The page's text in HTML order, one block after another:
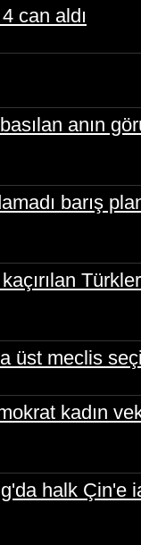
can aldı
anın
barış
üst meclis
kadın
halk Çin'e